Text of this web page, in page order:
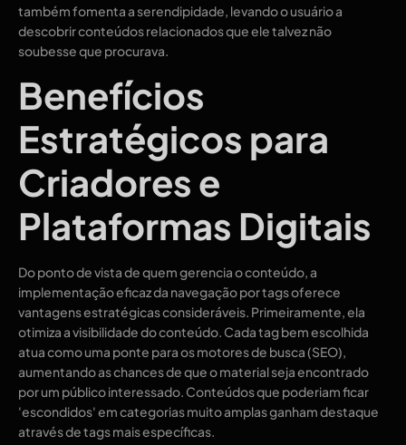
também fomenta a serendipidade, levando o usuário a
descobrir conteúdos relacionados que ele talvez não
soubesse que procurava.
Benefícios
Estratégicos para
Criadores e
Plataformas Digitais
Do ponto de vista de quem gerencia o conteúdo, a
implementação eficaz da navegação por tags oferece
vantagens estratégicas consideráveis. Primeiramente, ela
otimiza a visibilidade do conteúdo. Cada tag bem escolhida
atua como uma ponte para os motores de busca (SEO),
aumentando as chances de que o material seja encontrado
por um público interessado. Conteúdos que poderiam ficar
'escondidos' em categorias muito amplas ganham destaque
através de tags mais específicas.